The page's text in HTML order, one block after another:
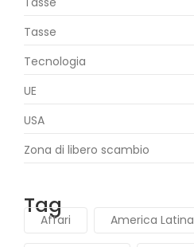
Tasse
Tecnologia
UE
USA
Zona di libero scambio
Tag
Affari America Latina